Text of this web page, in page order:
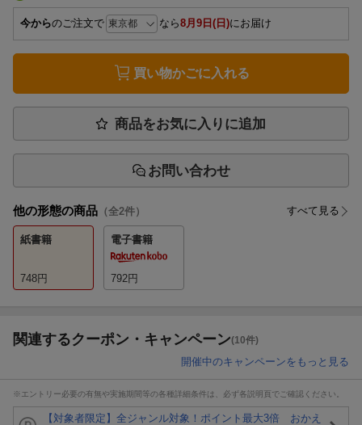
今からのご注文で なら8月9日(日)にお届け
買い物かごに入れる
商品をお気に入りに追加
お問い合わせ
他の形態の商品 （全2件） すべて見る
紙書籍
748円
電子書籍
792円
関連するクーポン・キャンペーン(10件)
開催中のキャンペーンをもっと見る
※エントリー必要の有無や実施期間等の各種詳細条件は、必ず各説明頁でご確認ください。
【対象者限定】全ジャンル対象！ポイント最大3倍 おかえ